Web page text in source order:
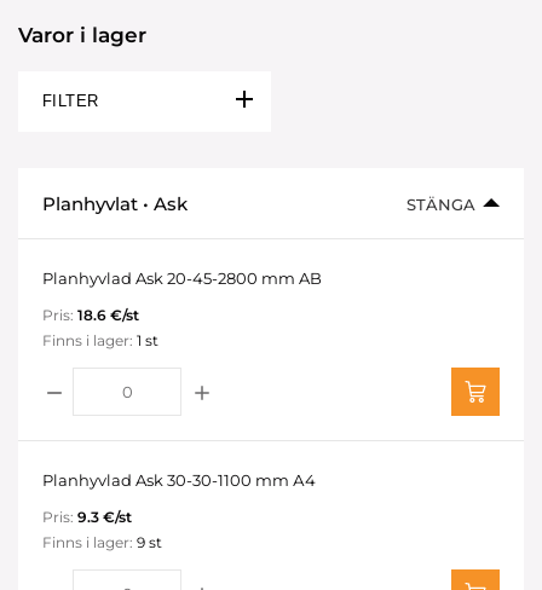
Varor i lager
FILTER
Planhyvlat • Ask STÄNGA
Planhyvlad Ask 20-45-2800 mm AB
Pris: 18.6 €/st
Finns i lager: 1 st
Planhyvlad Ask 30-30-1100 mm А4
Pris: 9.3 €/st
Finns i lager: 9 st